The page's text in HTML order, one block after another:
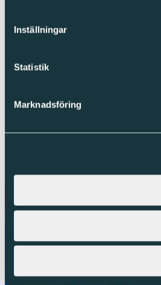
Inställningar
Statistik
Marknadsföring
Följ oss
Facebook
Integritet
Integritetspolicy